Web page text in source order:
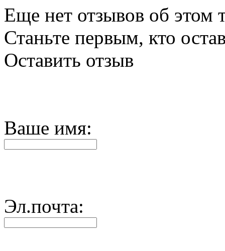
Еще нет отзывов об этом
Станьте первым, кто
Оставить отзыв
Ваше имя:
Эл.почта: